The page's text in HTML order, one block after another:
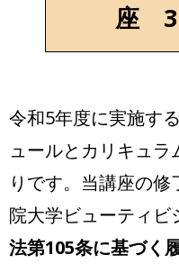
座
令和5年度に実施す
ュールとカリキュ
りです。当講座の
院大学ビューティビ
法第105条に基づく